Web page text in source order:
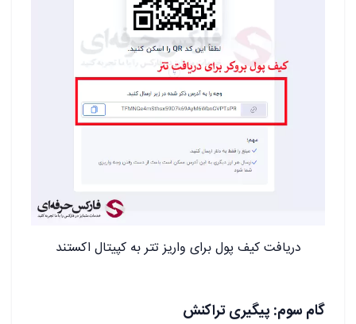
دریافت کیف پول برای واریز تتر به کپیتال اکستند
گام سوم: پیگیری تراکنش